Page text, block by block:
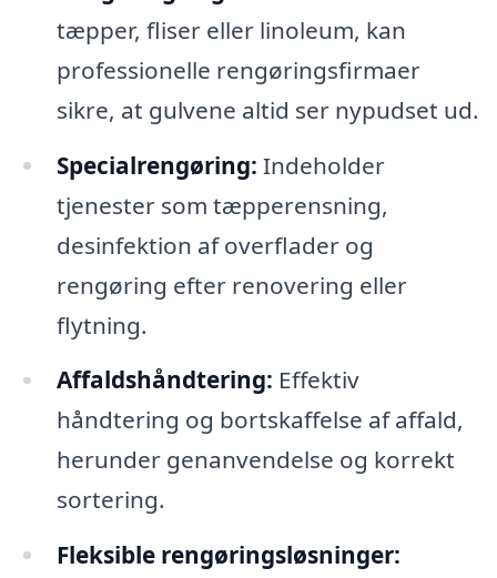
tæpper, fliser eller linoleum, kan
professionelle rengøringsfirmaer
sikre, at gulvene altid ser nypudset ud.
Specialrengøring: Indeholder
tjenester som tæpperensning,
desinfektion af overflader og
rengøring efter renovering eller
flytning.
Affaldshåndtering: Effektiv
håndtering og bortskaffelse af affald,
herunder genanvendelse og korrekt
sortering.
Fleksible rengøringsløsninger: